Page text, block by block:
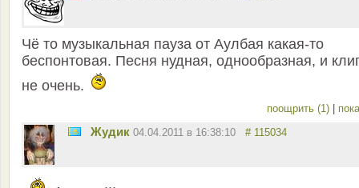
Чё то музыкальная пауза от Аулбая какая-то
беспонтовая. Песня нудная, однообразная, и
не очень.
поощрить (1)
Жудик 04.04.2011 в 16:38:10 # 115034